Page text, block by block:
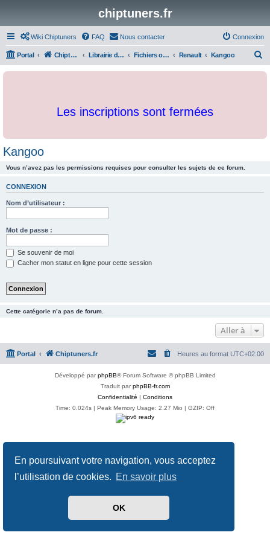
En poursuivant votre navigation, vous acceptez
l’utilisation de cookies. En savoir plus
OK
chiptuners.fr
Wiki Chiptuners FAQ Nous contacter Connexion
Portal Chiptuners.fr Librairie de documents et originaux Fichiers originaux Renault Kangoo
c
Les inscriptions sont fermées
Kangoo
Vous n’avez pas les permissions requises pour consulter les sujets de ce forum.
CONNEXION
Nom d’utilisateur :
Mot de passe :
Se souvenir de moi
Cacher mon statut en ligne pour cette session
Cette catégorie n’a pas de forum.
Aller à
Portal Chiptuners.fr Heures au format UTC+02:00
Développé parphpBB® Forum Software © phpBB Limited
Traduit parphpBB-fr.com
Confidentialité | Conditions
Time: 0.024s | Peak Memory Usage: 2.27 Mio | GZIP: Off